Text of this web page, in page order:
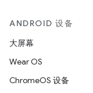
ANDROID 设备
大屏幕
Wear OS
ChromeOS 设备